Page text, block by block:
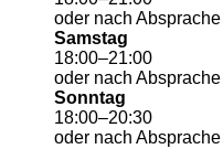
oder nach Absprache
Samstag
18:00–21:00
oder nach Absprache
Sonntag
18:00–20:30
oder nach Absprache